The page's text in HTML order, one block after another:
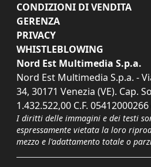
CONDIZIONI DI VENDITA
GERENZA
PRIVACY
WHISTLEBLOWING
Nord Est Multimedia S.p.a.
Nord Est Multimedia S.p.a. -
34, 30171 Venezia (VE). Cap.
1.432.522,00 C.F.
I diritti delle immagini e dei testi
espressamente vietata la loro
mezzo e l'adattamento totale o